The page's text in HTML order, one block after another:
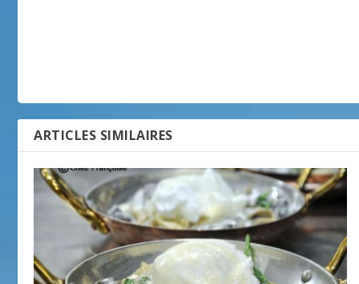
ARTICLES SIMILAIRES